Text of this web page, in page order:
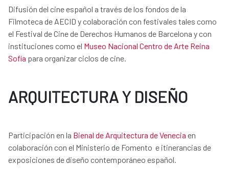
Difusión del cine español a través de los fondos de la
Filmoteca de AECID y colaboración con festivales tales como
el Festival de Cine de Derechos Humanos de Barcelona y con
instituciones como el Museo Nacional Centro de Arte Reina
Sofía para organizar ciclos de cine.
ARQUITECTURA Y DISEÑO
Participación en la Bienal de Arquitectura de Venecia en
colaboración con el Ministerio de Fomento e itinerancias de
exposiciones de diseño contemporáneo español.